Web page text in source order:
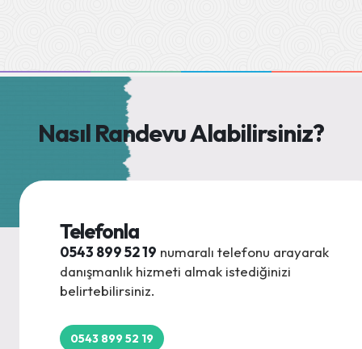
Nasıl Randevu Alabilirsiniz?
Telefonla
0543 899 52 19 numaralı telefonu arayarak
danışmanlık hizmeti almak istediğinizi
belirtebilirsiniz.
0543 899 52 19